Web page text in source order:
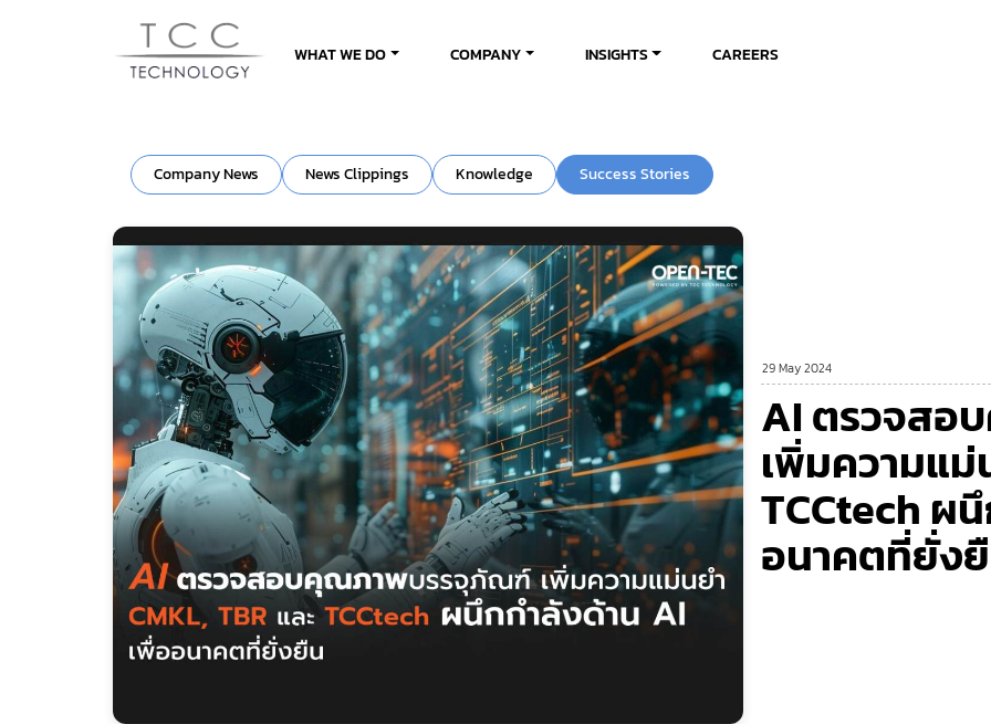
WHAT WE DO COMPANY INSIGHTS CAREERS
Company News News Clippings Knowledge Success Stories
29 May 2024
AI ตรวจส
เพิ่มความแม่
TCCtech ผ
อนาคตที่ยั่ง